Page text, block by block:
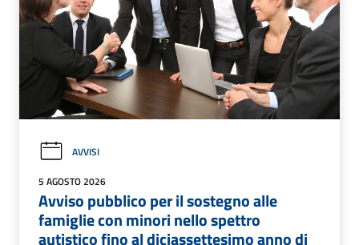
AVVISI
5 AGOSTO 2026
Avviso pubblico per il sostegno alle
famiglie con minori nello spettro
autistico fino al diciassettesimo anno di